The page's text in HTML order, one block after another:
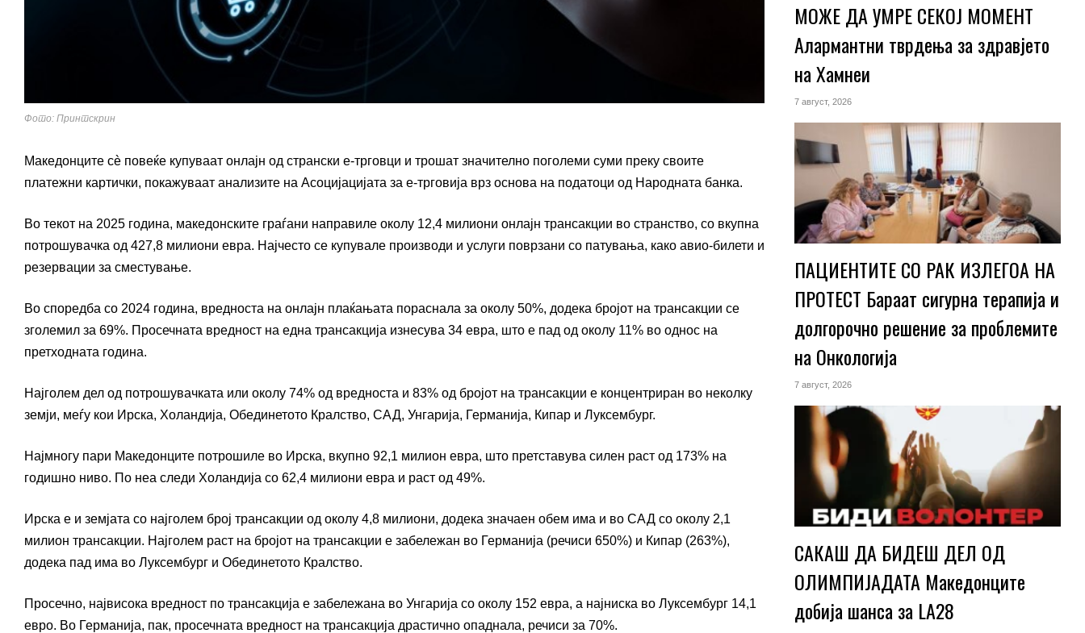
Фото: Принтскрин
Македонците сè повеќе купуваат онлајн од странски е-трговци и трошат значително поголеми суми преку своите
платежни картички, покажуваат анализите на Асоцијацијата за е-трговија врз основа на податоци од Народната банка.
Во текот на 2025 година, македонските граѓани направиле околу 12,4 милиони онлајн трансакции во странство, со вкупна
потрошувачка од 427,8 милиони евра. Најчесто се купувале производи и услуги поврзани со патувања, како авио-билети и
резервации за сместување.
Во споредба со 2024 година, вредноста на онлајн плаќањата пораснала за околу 50%, додека бројот на трансакции се
зголемил за 69%. Просечната вредност на една трансакција изнесува 34 евра, што е пад од околу 11% во однос на
претходната година.
Најголем дел од потрошувачката или околу 74% од вредноста и 83% од бројот на трансакции е концентриран во неколку
земји, меѓу кои Ирска, Холандија, Обединетото Кралство, САД, Унгарија, Германија, Кипар и Луксембург.
Најмногу пари Македонците потрошиле во Ирска, вкупно 92,1 милион евра, што претставува силен раст од 173% на
годишно ниво. По неа следи Холандија со 62,4 милиони евра и раст од 49%.
Ирска е и земјата со најголем број трансакции од околу 4,8 милиони, додека значаен обем има и во САД со околу 2,1
милион трансакции. Најголем раст на бројот на трансакции е забележан во Германија (речиси 650%) и Кипар (263%),
додека пад има во Луксембург и Обединетото Кралство.
Просечно, највисока вредност по трансакција е забележана во Унгарија со околу 152 евра, а најниска во Луксембург 14,1
евро. Во Германија, пак, просечната вредност на трансакција драстично опаднала, речиси за 70%.
МОЖЕ ДА УМРЕ СЕКОЈ МОМЕНТ
Алармантни тврдења за здравјето
на Хамнеи
7 август, 2026
ПАЦИЕНТИТЕ СО РАК ИЗЛЕГОА НА
ПРОТЕСТ Бараат сигурна терапија и
долгорочно решение за проблемите
на Онкологија
7 август, 2026
САКАШ ДА БИДЕШ ДЕЛ ОД
ОЛИМПИЈАДАТА Македонците
добија шанса за LA28